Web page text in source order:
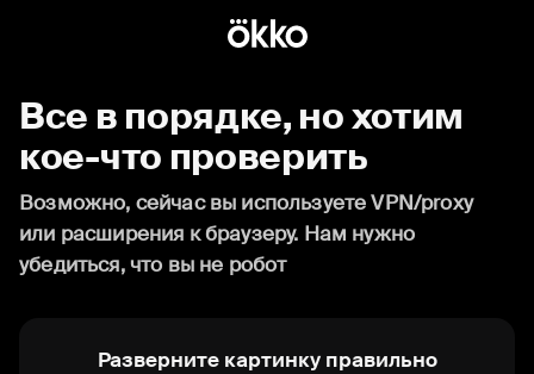
Все в порядке, но хотим
кое-что проверить
Возможно, сейчас вы используете VPN/proxy
или расширения к браузеру. Нам нужно
убедиться, что вы не робот
Разверните картинку правильно